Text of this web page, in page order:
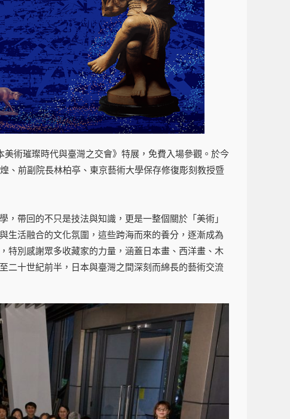
術璀璨時代與臺灣之交會》特展，免費入場參觀。於今
、前副院長林柏亭、東京藝術大學保存修復彫刻教授暨
帶回的不只是技法與知識，更是一整個關於「美術」
生活融合的文化氛圍，這些跨海而來的養分，逐漸成為
特別感謝眾多收藏家的力量，涵蓋日本畫、西洋畫、木
二十世紀前半，日本與臺灣之間深刻而綿長的藝術交流